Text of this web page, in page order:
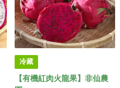
冷藏
【有機紅肉火龍果】非仙農